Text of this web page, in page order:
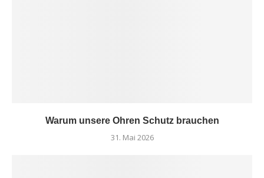
Warum unsere Ohren Schutz brauchen
31. Mai 2026